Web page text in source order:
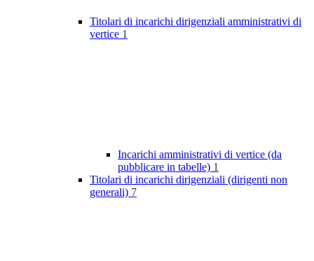
Titolari di incarichi dirigenziali amministrativi di
vertice 1
Incarichi amministrativi di vertice (da
pubblicare in tabelle) 1
Titolari di incarichi dirigenziali (dirigenti non
generali) 7